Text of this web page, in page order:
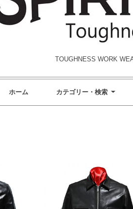
TOUGHNESS WORK
ホーム カテゴリー・検索